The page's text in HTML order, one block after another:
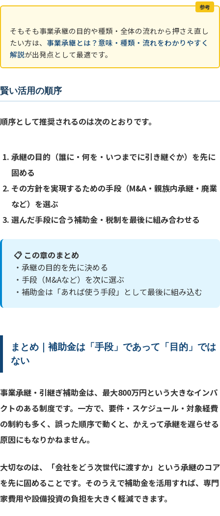
参考
そもそも事業承継の目的や種類・全体の流れから押さえ直し
たい方は、 事業承継とは？意味・種類・流れをわかりやすく
解説が出発点として最適です。
賢い活用の順序
順序として推奨されるのは次のとおりです。
承継の目的（誰に・何を・いつまでに引き継ぐか）を先に
固める
その方針を実現するための手段（M&A・親族内承継・廃業
など）を選ぶ
選んだ手段に合う補助金・税制を最後に組み合わせる
📋 この章のまとめ
・承継の目的を先に決める
・手段（M&Aなど）を次に選ぶ
・補助金は「あれば使う手段」として最後に組み込む
まとめ｜補助金は「手段」であって「目的」では
ない
事業承継・引継ぎ補助金は、最大800万円という大きなインパ
クトのある制度です。一方で、要件・スケジュール・対象経費
の制約も多く、誤った順序で動くと、かえって承継を遅らせる
原因にもなりかねません。
大切なのは、「会社をどう次世代に渡すか」という承継のコア
を先に固めることです。そのうえで補助金を活用すれば、専門
家費用や設備投資の負担を大きく軽減できます。